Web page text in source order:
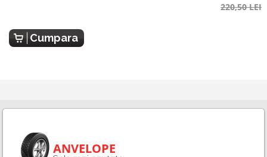
220,50 LEI
Cumpara
ANVELOPE